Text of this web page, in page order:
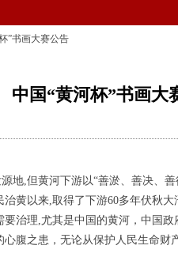
”书画大赛公告
中国“黄河杯”书画大
,但黄河下游以“善淤、善决、善
治黄以来,取得了下游60多年伏秋
治理,尤其是中国的黄河，中国
腹之患，无论从保护人民生命财